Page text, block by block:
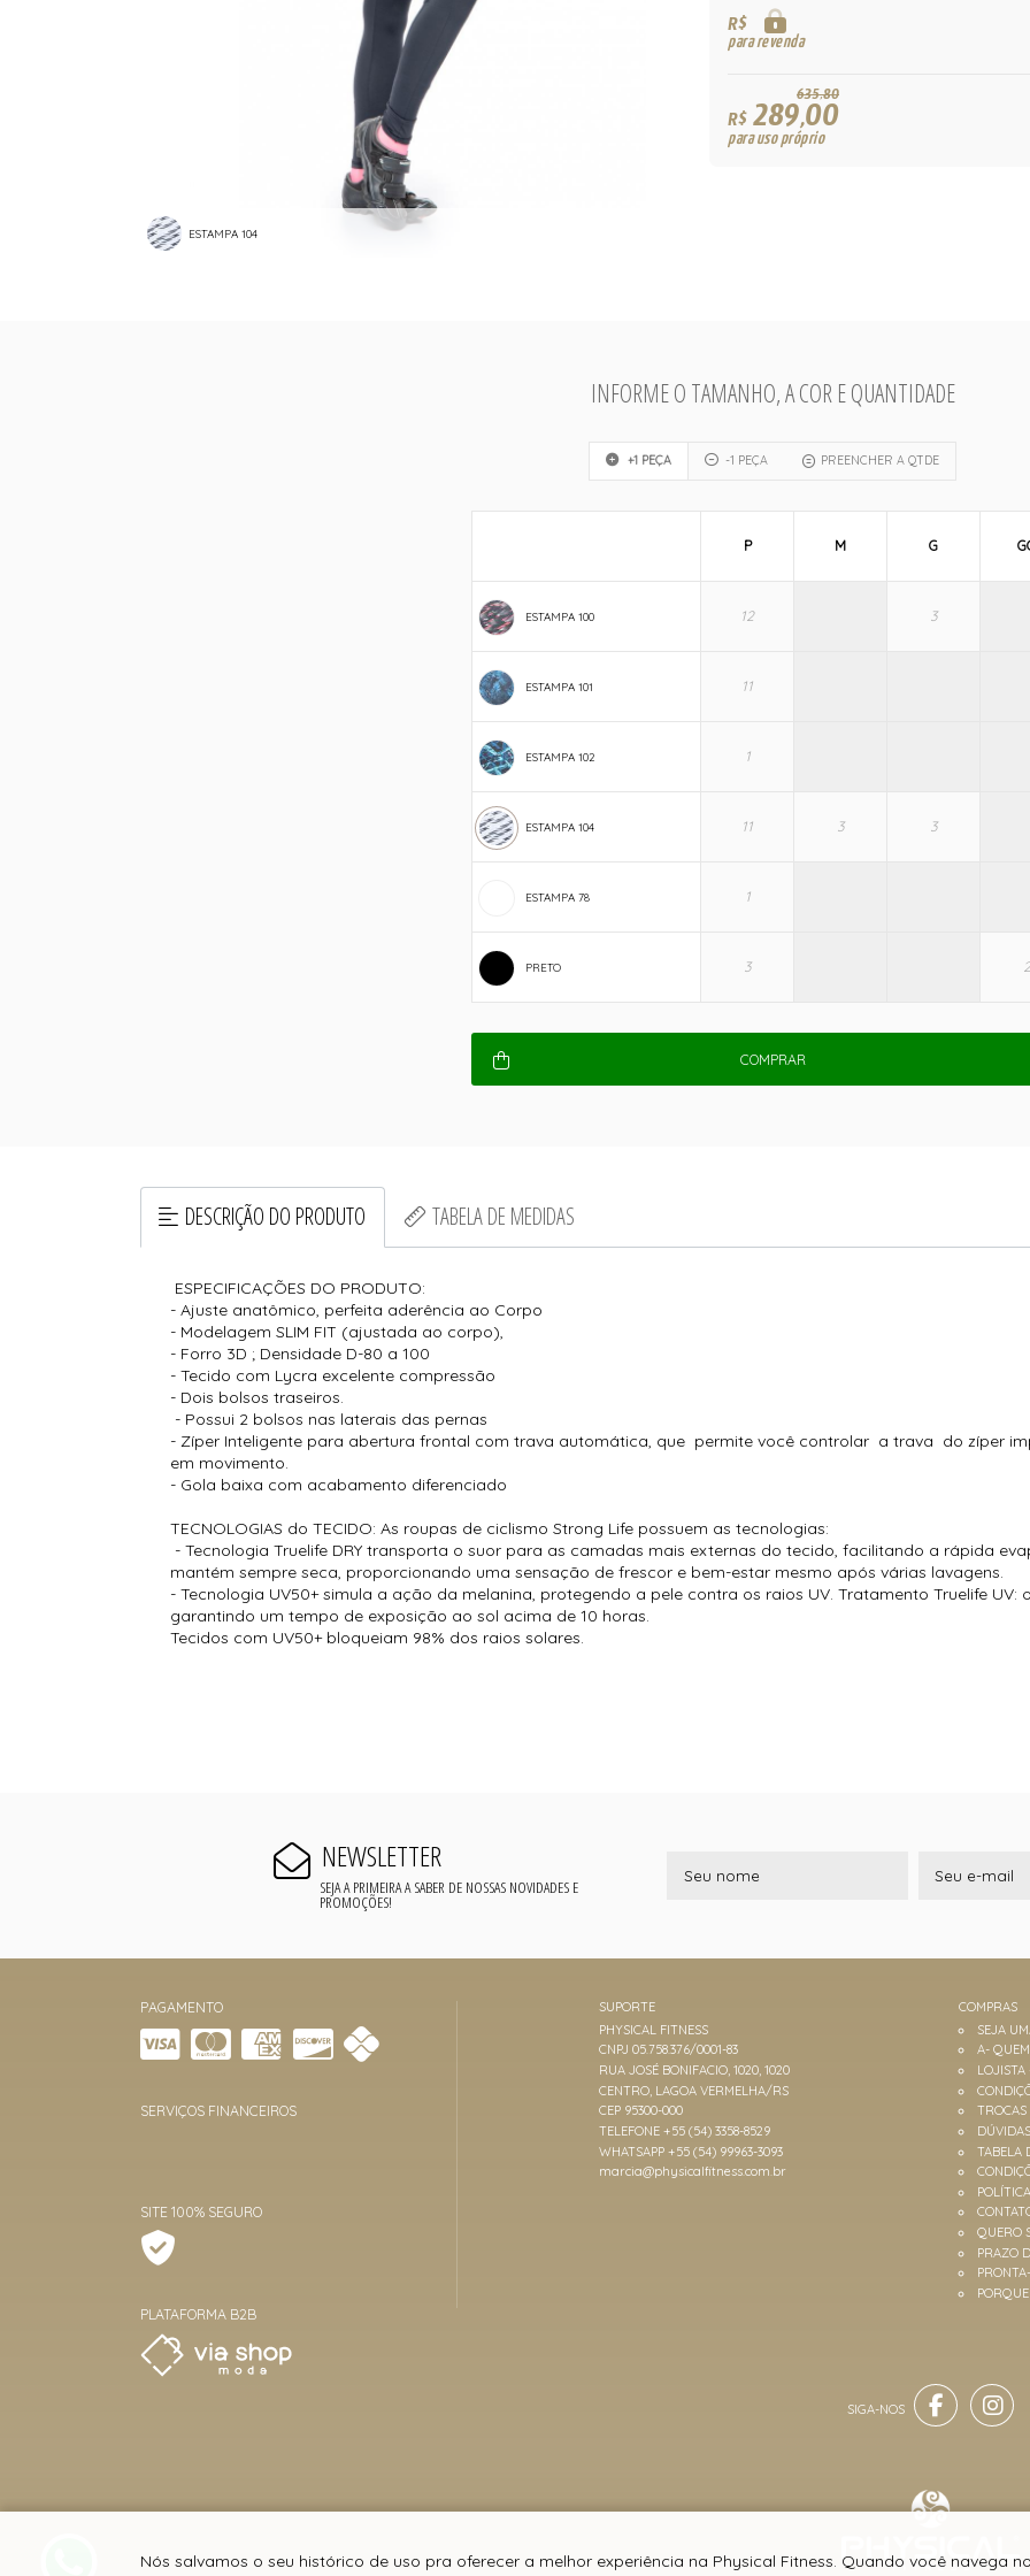
ESTAMPA 104
R$
para revenda
635,80
R$289,00
para uso próprio
INFORME O TAMANHO, A COR E QUANTIDADE
+1 PEÇA -1 PEÇA PREENCHER A QTDE
ESTAMPA 100
ESTAMPA 101
ESTAMPA 102
ESTAMPA 104
ESTAMPA 78
PRETO
P M G
COMPRAR
DESCRIÇÃO DO PRODUTO TABELA DE MEDIDAS
ESPECIFICAÇÕES DO PRODUTO:
- Ajuste anatômico, perfeita aderência ao Corpo
- Modelagem SLIM FIT (ajustada ao corpo),
- Forro 3D ; Densidade D-80 a 100
- Tecido com Lycra excelente compressão
- Dois bolsos traseiros.
- Possui 2 bolsos nas laterais das pernas
- Zíper Inteligente para abertura frontal com trava automática, que permite você controlar a trava do zíper
em movimento.
- Gola baixa com acabamento diferenciado
TECNOLOGIAS do TECIDO: As roupas de ciclismo Strong Life possuem as tecnologias:
- Tecnologia Truelife DRY transporta o suor para as camadas mais externas do tecido, facilitando a rápida
mantém sempre seca, proporcionando uma sensação de frescor e bem-estar mesmo após várias lavagens.
- Tecnologia UV50+ simula a ação da melanina, protegendo a pele contra os raios UV. Tratamento Truelife
garantindo um tempo de exposição ao sol acima de 10 horas.
Tecidos com UV50+ bloqueiam 98% dos raios solares.
NEWSLETTER
SEJA A PRIMEIRA A SABER DE NOSSAS NOVIDADES E
PROMOÇÕES!
PAGAMENTO
SERVIÇOS FINANCEIROS
SITE 100% SEGURO
PLATAFORMA B2B
SUPORTE
PHYSICAL FITNESS
CNPJ 05.758.376/0001-83
RUA JOSÉ BONIFACIO, 1020, 1020
CENTRO, LAGOA VERMELHA/RS
CEP 95300-000
TELEFONE +55 (54) 3358-8529
WHATSAPP +55 (54) 99963-3093
marcia@physicalfitness.com.br
COMPRAS
SEJA
A-
LOJISTA
TROCAS
TABELA
QUERO
PRAZO
Nós salvamos o seu histórico de uso pra oferecer a melhor experiência na Physical Fitness. Quando você navega